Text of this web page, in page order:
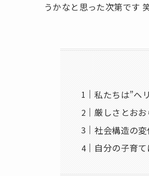
うかなと思った次第です
私たちは”ヘ
厳しさとお
社会構造の変
自分の子育